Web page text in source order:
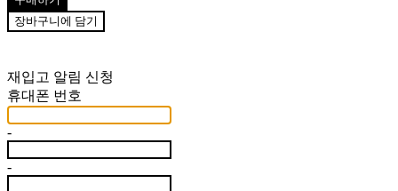
장바구니에 담기
재입고 알림 신청
휴대폰 번호
-
-